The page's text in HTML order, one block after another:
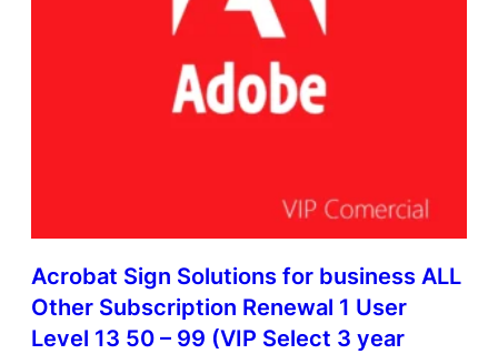
Acrobat Sign Solutions for business ALL
Other Subscription Renewal 1 User
Level 13 50 – 99 (VIP Select 3 year